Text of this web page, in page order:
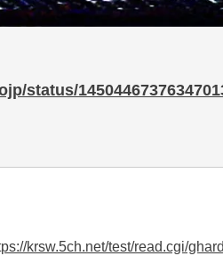
status/
krsw.5ch.net/test/read.cgi/